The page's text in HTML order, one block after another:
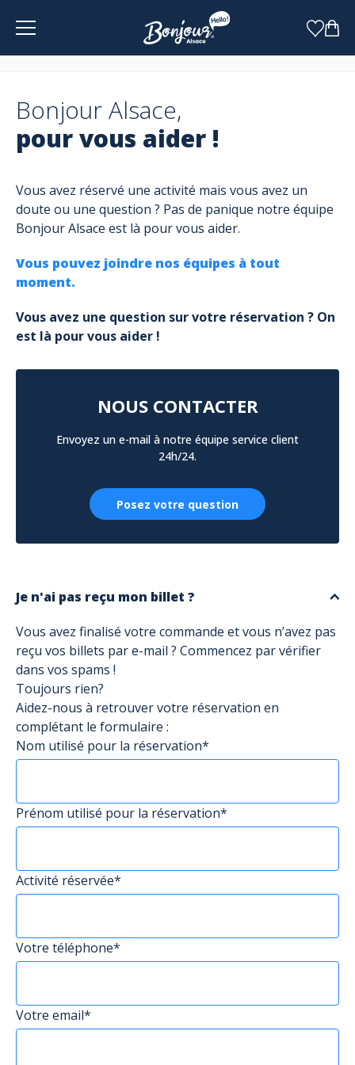
Bonjour Alsace,
pour vous aider !
Vous avez réservé une activité mais vous avez un
doute ou une question ? Pas de panique notre équipe
Bonjour Alsace est là pour vous aider.
Vous pouvez joindre nos équipes à tout
moment.
Vous avez une question sur votre réservation ? On
est là pour vous aider !
NOUS CONTACTER
Envoyez un e-mail à notre équipe service client
24h/24.
Posez votre question
Je n'ai pas reçu mon billet ?
Vous avez finalisé votre commande et vous n’avez pas
reçu vos billets par e-mail ? Commencez par vérifier
dans vos spams !
Toujours rien?
Aidez-nous à retrouver votre réservation en
complétant le formulaire :
Nom utilisé pour la réservation*
Prénom utilisé pour la réservation*
Activité réservée*
Votre téléphone*
Votre email*